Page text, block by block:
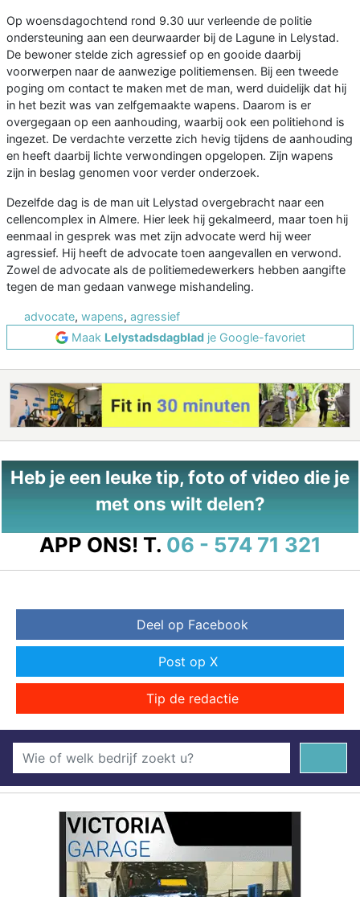
Op woensdagochtend rond 9.30 uur verleende de politie
ondersteuning aan een deurwaarder bij de Lagune in Lelystad.
De bewoner stelde zich agressief op en gooide daarbij
voorwerpen naar de aanwezige politiemensen. Bij een tweede
poging om contact te maken met de man, werd duidelijk dat hij
in het bezit was van zelfgemaakte wapens. Daarom is er
overgegaan op een aanhouding, waarbij ook een politiehond is
ingezet. De verdachte verzette zich hevig tijdens de aanhouding
en heeft daarbij lichte verwondingen opgelopen. Zijn wapens
zijn in beslag genomen voor verder onderzoek.
Dezelfde dag is de man uit Lelystad overgebracht naar een
cellencomplex in Almere. Hier leek hij gekalmeerd, maar toen hij
eenmaal in gesprek was met zijn advocate werd hij weer
agressief. Hij heeft de advocate toen aangevallen en verwond.
Zowel de advocate als de politiemedewerkers hebben aangifte
tegen de man gedaan vanwege mishandeling.
advocate, wapens, agressief
Maak Lelystadsdagbladje Google-favoriet
Heb je een leuke tip, foto of video die je
met ons wilt delen?
APP ONS! T. 06 - 574 71 321
Deel op Facebook
Post op X
Tip de redactie